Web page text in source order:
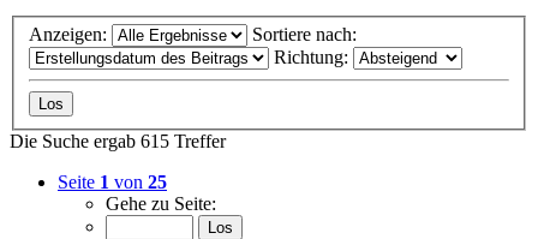
Anzeigen:
Sortiere nach:
Richtung:
Die Suche ergab 615 Treffer
Seite 1 von 25
Gehe zu Seite: